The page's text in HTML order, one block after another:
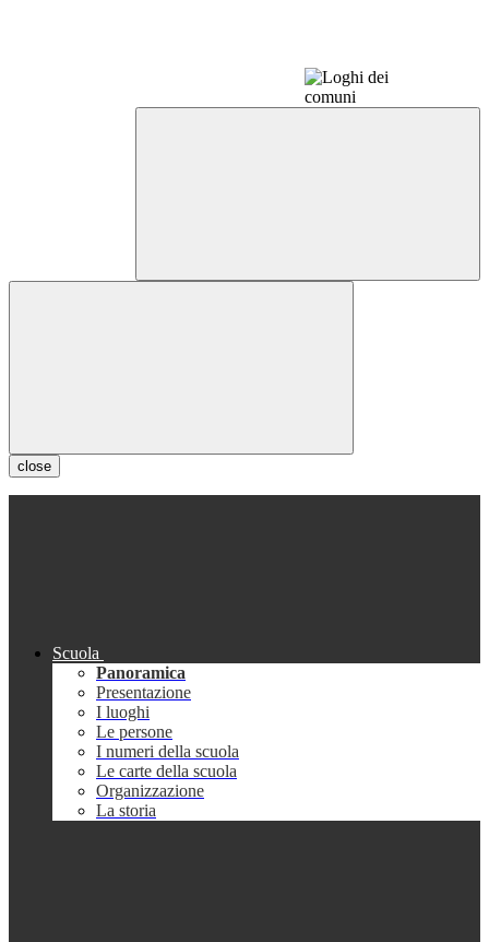
close
Scuola
Panoramica
Presentazione
I luoghi
Le persone
I numeri della scuola
Le carte della scuola
Organizzazione
La storia